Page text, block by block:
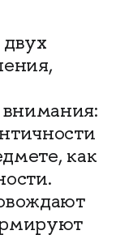
внимания:
как